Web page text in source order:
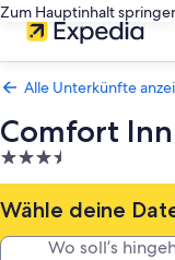
Zum Hauptinhalt
Alle Unterkünfte
Comfort
3.5-
Sterne-
Unterkunft
Wähle deine
Wo soll’s